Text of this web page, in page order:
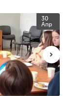
30
Апр